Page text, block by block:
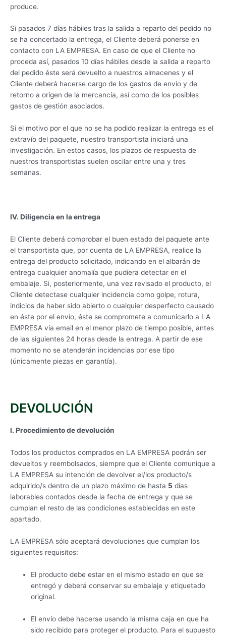
produce.
Si pasados 7 días hábiles tras la salida a reparto del pedido no
se ha concertado la entrega, el Cliente deberá ponerse en
contacto con LA EMPRESA. En caso de que el Cliente no
proceda así, pasados 10 días hábiles desde la salida a reparto
del pedido éste será devuelto a nuestros almacenes y el
Cliente deberá hacerse cargo de los gastos de envío y de
retorno a origen de la mercancía, así como de los posibles
gastos de gestión asociados.
Si el motivo por el que no se ha podido realizar la entrega es el
extravío del paquete, nuestro transportista iniciará una
investigación. En estos casos, los plazos de respuesta de
nuestros transportistas suelen oscilar entre una y tres
semanas.
IV. Diligencia en la entrega
El Cliente deberá comprobar el buen estado del paquete ante
el transportista que, por cuenta de LA EMPRESA, realice la
entrega del producto solicitado, indicando en el albarán de
entrega cualquier anomalía que pudiera detectar en el
embalaje. Si, posteriormente, una vez revisado el producto, el
Cliente detectase cualquier incidencia como golpe, rotura,
indicios de haber sido abierto o cualquier desperfecto causado
en éste por el envío, éste se compromete a comunicarlo a LA
EMPRESA vía email en el menor plazo de tiempo posible, antes
de las siguientes 24 horas desde la entrega. A partir de ese
momento no se atenderán incidencias por ese tipo
(únicamente piezas en garantía).
DEVOLUCIÓN
I. Procedimiento de devolución
Todos los productos comprados en LA EMPRESA podrán ser
devueltos y reembolsados, siempre que el Cliente comunique a
LA EMPRESA su intención de devolver el/los producto/s
adquirido/s dentro de un plazo máximo de hasta 5 días
laborables contados desde la fecha de entrega y que se
cumplan el resto de las condiciones establecidas en este
apartado.
LA EMPRESA sólo aceptará devoluciones que cumplan los
siguientes requisitos:
El producto debe estar en el mismo estado en que se
entregó y deberá conservar su embalaje y etiquetado
original.
El envío debe hacerse usando la misma caja en que ha
sido recibido para proteger el producto. Para el supuesto